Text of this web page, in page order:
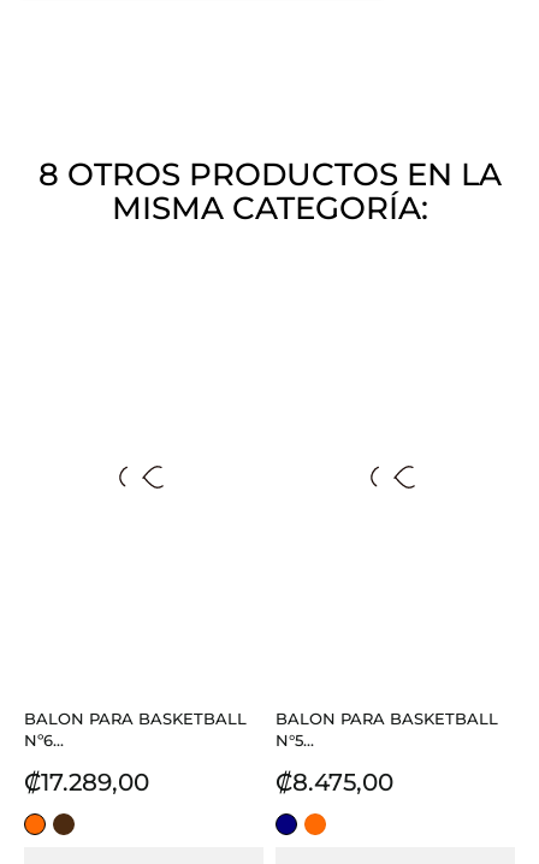
8 OTROS PRODUCTOS EN LA
MISMA CATEGORÍA:
BALON PARA BASKETBALL
Nº6...
Precio
₡17.289,00
NARANJA
CAFE
BALON PARA BASKETBALL
N°5...
Precio
₡8.475,00
AZULNARANJA